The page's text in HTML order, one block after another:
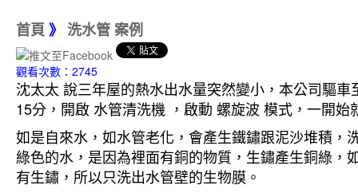
首頁 》 洗水管 案例
觀看次數：2745
沈太太 說三年屋的熱水出水量突然變小，本公司驅
15分，開啟 水管清洗機 ，啟動 螺旋波 模式，一開
如是自來水，如水管老化，會產生鐵鏽跟泥沙堆積
綠色的水，是因為裡面有銅的物質，生鏽產生銅綠
有生鏽，所以只洗出水管壁的生物膜。